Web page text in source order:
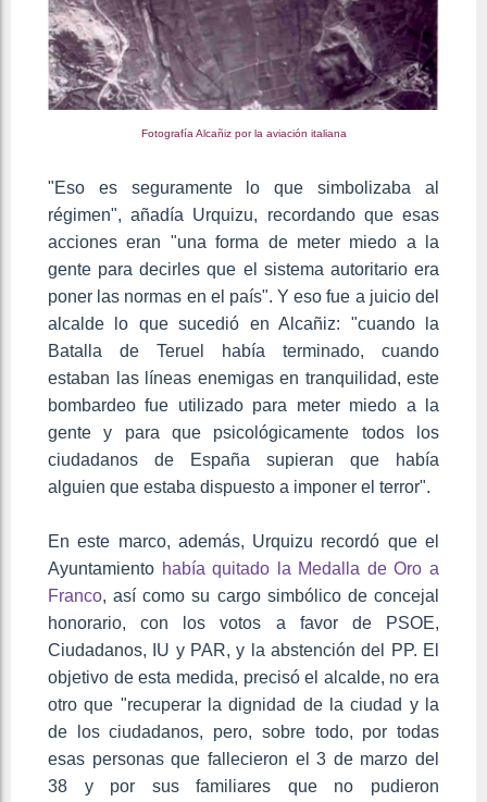
Fotografía Alcañiz por la aviación italiana
"Eso es seguramente lo que simbolizaba al
régimen", añadía Urquizu, recordando que esas
acciones eran "una forma de meter miedo a la
gente para decirles que el sistema autoritario era
poner las normas en el país". Y eso fue a juicio del
alcalde lo que sucedió en Alcañiz: "cuando la
Batalla de Teruel había terminado, cuando
estaban las líneas enemigas en tranquilidad, este
bombardeo fue utilizado para meter miedo a la
gente y para que psicológicamente todos los
ciudadanos de España supieran que había
alguien que estaba dispuesto a imponer el terror".
En este marco, además, Urquizu recordó que el
Ayuntamiento había quitado la Medalla de Oro a
Franco, así como su cargo simbólico de concejal
honorario, con los votos a favor de PSOE,
Ciudadanos, IU y PAR, y la abstención del PP. El
objetivo de esta medida, precisó el alcalde, no era
otro que "recuperar la dignidad de la ciudad y la
de los ciudadanos, pero, sobre todo, por todas
esas personas que fallecieron el 3 de marzo del
38 y por sus familiares que no pudieron